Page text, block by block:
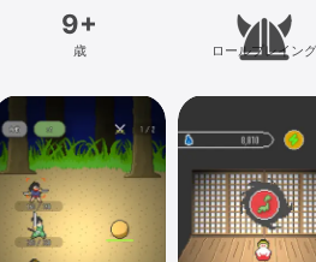
9+
歳 ロールプレイング